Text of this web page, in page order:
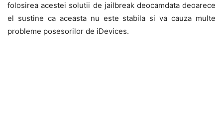
folosirea acestei solutii de jailbreak deocamdata deoarece
el sustine ca aceasta nu este stabila si va cauza multe
probleme posesorilor de iDevices.